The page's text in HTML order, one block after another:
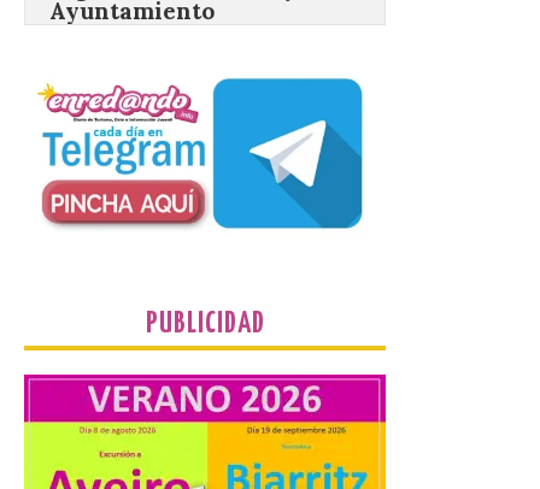
recogerse gratuitamente
en la Oficina de
Información Turística de
León e incluyen, además
del programa del evento, una guía
práctica con recomendaciones
elaboradas por especialistas para
observar el eclipse con seguridad León, 7
El Gobierno de España
localizar y disfrutar del
eclipse solar del 12 de
agosto con seguridad
7 Ago 2026
PUBLICIDAD